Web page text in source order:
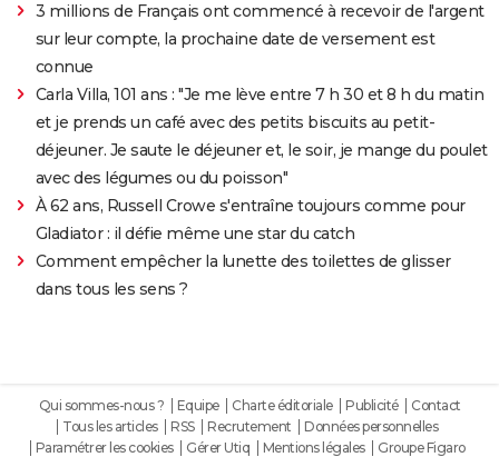
3 millions de Français ont commencé à recevoir de l'argent
sur leur compte, la prochaine date de versement est
connue
Carla Villa, 101 ans : "Je me lève entre 7 h 30 et 8 h du matin
et je prends un café avec des petits biscuits au petit-
déjeuner. Je saute le déjeuner et, le soir, je mange du poulet
avec des légumes ou du poisson"
À 62 ans, Russell Crowe s'entraîne toujours comme pour
Gladiator : il défie même une star du catch
Comment empêcher la lunette des toilettes de glisser
dans tous les sens ?
Qui sommes-nous ? Equipe Charte éditoriale Publicité
Contact
Tous les articles
RSS Recrutement
Données personnelles
Paramétrer les cookies
Gérer Utiq Mentions légales Groupe Figaro